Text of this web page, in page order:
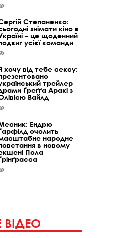
Степаненко:
знімати кіно в
– це щоденний
усієї команди
хочу від тебе сексу:
трейлер
Ґреґґа Аракі з
Вайлд
Ендрю
очолить
народне
в новому
Пола
ВІДЕО